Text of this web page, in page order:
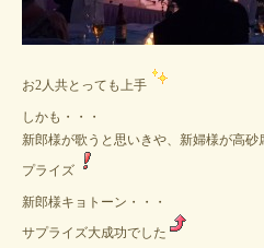
お2人共とっても上手
しかも・・・
新郎様が歌うと思いきや、新婦様が高
プライズ
新郎様キョトーン・・・
サプライズ大成功でした